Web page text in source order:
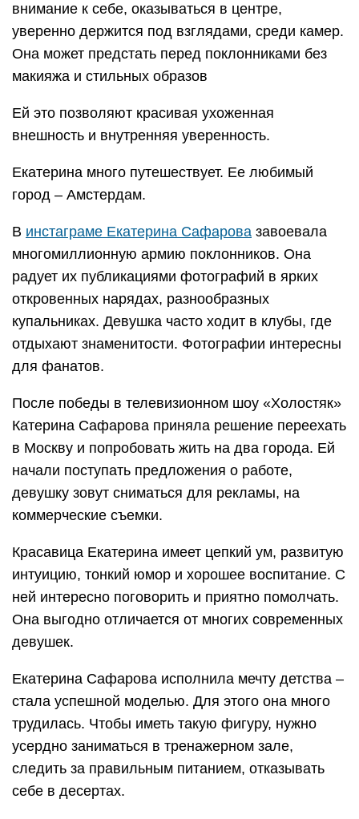
внимание к себе, оказываться в центре,
уверенно держится под взглядами, среди камер.
Она может предстать перед поклонниками без
макияжа и стильных образов
Ей это позволяют красивая ухоженная
внешность и внутренняя уверенность.
Екатерина много путешествует. Ее любимый
город – Амстердам.
В инстаграме Екатерина Сафарова завоевала
многомиллионную армию поклонников. Она
радует их публикациями фотографий в ярких
откровенных нарядах, разнообразных
купальниках. Девушка часто ходит в клубы, где
отдыхают знаменитости. Фотографии интересны
для фанатов.
После победы в телевизионном шоу «Холостяк»
Катерина Сафарова приняла решение переехать
в Москву и попробовать жить на два города. Ей
начали поступать предложения о работе,
девушку зовут сниматься для рекламы, на
коммерческие съемки.
Красавица Екатерина имеет цепкий ум, развитую
интуицию, тонкий юмор и хорошее воспитание. С
ней интересно поговорить и приятно помолчать.
Она выгодно отличается от многих современных
девушек.
Екатерина Сафарова исполнила мечту детства –
стала успешной моделью. Для этого она много
трудилась. Чтобы иметь такую фигуру, нужно
усердно заниматься в тренажерном зале,
следить за правильным питанием, отказывать
себе в десертах.